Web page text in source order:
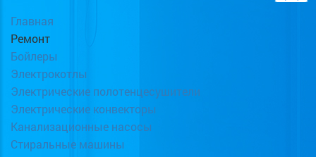
Главная
Ремонт
Бойлеры
Электрокотлы
Электрические полотенцесушители
Электрические конвекторы
Канализационные насосы
Стиральные машины